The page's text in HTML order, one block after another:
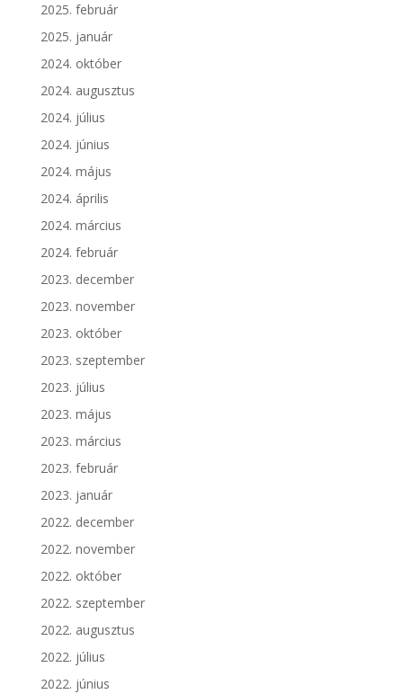
2025. február
2025. január
2024. október
2024. augusztus
2024. július
2024. június
2024. május
2024. április
2024. március
2024. február
2023. december
2023. november
2023. október
2023. szeptember
2023. július
2023. május
2023. március
2023. február
2023. január
2022. december
2022. november
2022. október
2022. szeptember
2022. augusztus
2022. július
2022. június